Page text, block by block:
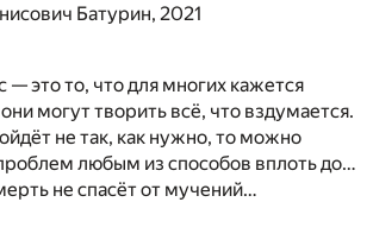
Батурин, 2021
— это то, что для многих кажется
они могут творить всё, что вздумается.
не так, как нужно, то можно
любым из способов вплоть до…
не спасёт от мучений…